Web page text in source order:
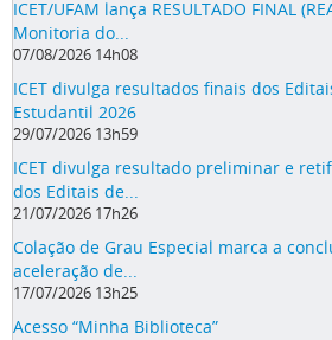
Estudantil 2026
29/07/2026 13h59
ICET divulga resultado preliminar e
dos Editais de...
21/07/2026 17h26
Colação de Grau Especial marca a
aceleração de...
17/07/2026 13h25
Acesso “Minha Biblioteca”
10/07/2026 16h19
PET-Saúde Clima divulga resultado
estudantes e...
08/07/2026 15h11